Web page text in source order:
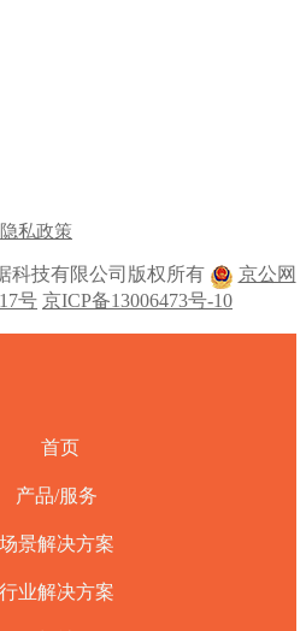
隐私政策
科技有限公司版权所有
京公网
号 京ICP备13006473号-10
首页
产品/服务
场景解决方案
行业解决方案